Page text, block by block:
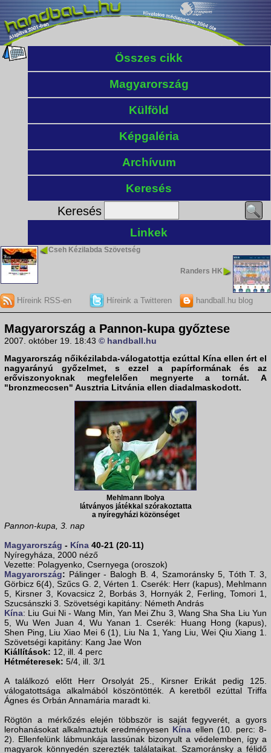
Összes cikk
Magyarország
Külföld
Képgaléria
Archívum
Keresés
Keresés
Linkek
Cseh Kézilabda Szövetség
Randers HK
Híreink RSS-en Híreink a Twitteren handball.hu blog
Magyarország a Pannon-kupa győztese
2007. október 19. 18:43 © handball.hu
Magyarország nőikézilabda-válogatottja ezúttal Kína ellen ért el
nagyarányú győzelmet, s ezzel a papírformának és az
erőviszonyoknak megfelelően megnyerte a tornát. A
"bronzmeccsen" Ausztria Litvánia ellen diadalmaskodott.
Mehlmann Ibolya
látványos játékkal szórakoztatta
a nyíregyházi közönséget
Pannon-kupa, 3. nap
Magyarország - Kína 40-21 (20-11)
Nyíregyháza, 2000 néző
Vezette: Polagyenko, Csernyega (oroszok)
Magyarország: Pálinger - Balogh B. 4, Szamoránsky 5, Tóth T. 3,
Görbicz 6(4), Szűcs G. 2, Vérten 1. Cserék: Herr (kapus), Mehlmann
5, Kirsner 3, Kovacsicz 2, Borbás 3, Hornyák 2, Ferling, Tomori 1,
Szucsánszki 3. Szövetségi kapitány: Németh András
Kína: Liu Gui Ni - Wang Min, Yan Mei Zhu 3, Wang Sha Sha Liu Yun
5, Wu Wen Juan 4, Wu Yanan 1. Cserék: Huang Hong (kapus),
Shen Ping, Liu Xiao Mei 6 (1), Liu Na 1, Yang Liu, Wei Qiu Xiang 1.
Szövetségi kapitány: Kang Jae Won
Kiállítások: 12, ill. 4 perc
Hétméteresek: 5/4, ill. 3/1
A találkozó előtt Herr Orsolyát 25., Kirsner Erikát pedig 125.
válogatottsága alkalmából köszöntötték. A keretből ezúttal Triffa
Ágnes és Orbán Annamária maradt ki.
Rögtön a mérkőzés elején többször is saját fegyverét, a gyors
lerohanásokat alkalmaztuk eredményesen Kína ellen (10. perc: 8-
2). Ellenfelünk lábmunkája lassúnak bizonyult a védelemben, így a
magyarok könnyedén szerezték találataikat. Szamoránsky a félidő